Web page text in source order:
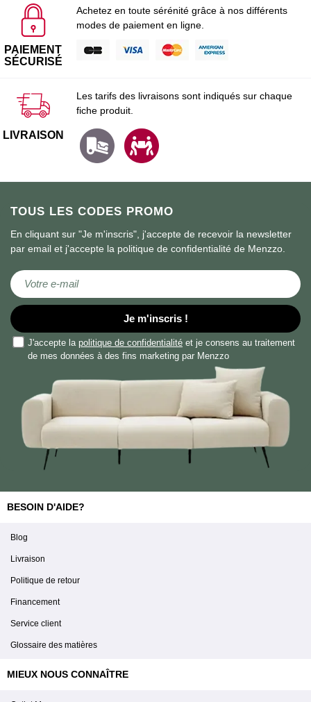
TOUS LES CODES PROMO
En cliquant sur "Je m'inscris", j'accepte de recevoir la newsletter
par email et j'accepte la politique de confidentialité de Menzzo.
Inscription à notre lettre d’information :
Je m'inscris !
J'accepte la politique de confidentialité et je consens au traitement
de mes données à des fins marketing par Menzzo
PAIEMENT
SÉCURISÉ
Achetez en toute sérénité grâce à nos différents
modes de paiement en ligne.
LIVRAISON
Les tarifs des livraisons sont indiqués sur chaque
fiche produit.
BESOIN D'AIDE?
Blog
Livraison
Politique de retour
Financement
Service client
Glossaire des matières
MIEUX NOUS CONNAÎTRE